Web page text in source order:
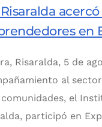
Risaralda
en
Risaralda, 5 de
al
el
participó en